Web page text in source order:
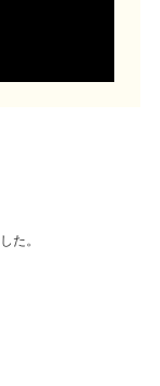
た。